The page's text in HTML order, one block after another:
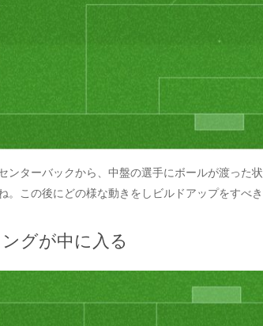
ンターバックから、中盤の選手にボールが渡った
。この後にどの様な動きをしビルドアップをすべき
グが中に入る